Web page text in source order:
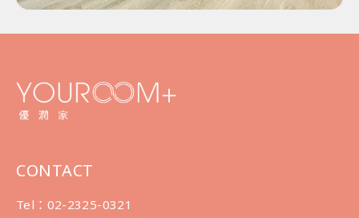
CONTACT
Tel：02-2325-0321